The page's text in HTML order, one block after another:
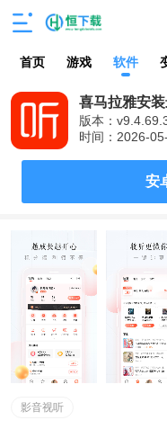
首页 游戏 软件
喜马拉雅安
版本：
时间：2026-
安
影音视听